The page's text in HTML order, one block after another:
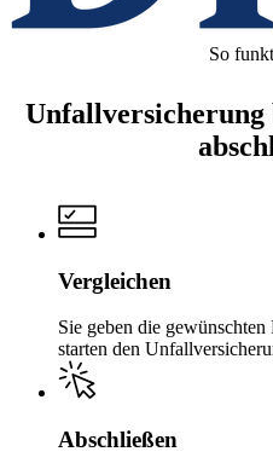
So
Unfall­versicherung
Vergleichen
Sie geben die
starten den
Abschließen